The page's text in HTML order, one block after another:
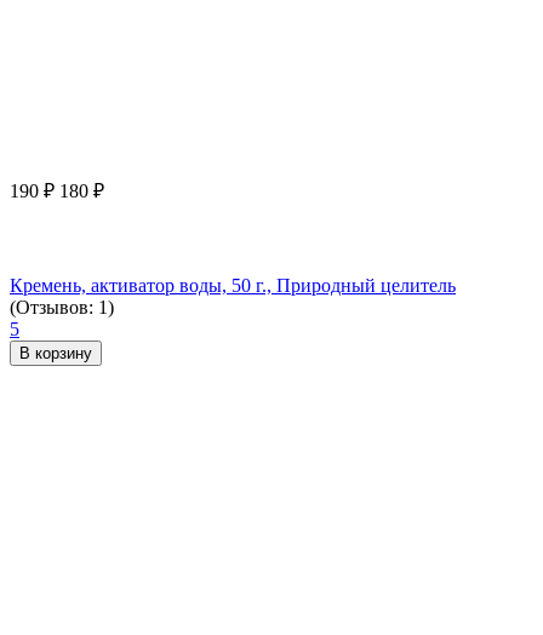
190 ₽ 180 ₽
Кремень, активатор воды, 50 г., Природный целитель
(Отзывов: 1)
5
В корзину